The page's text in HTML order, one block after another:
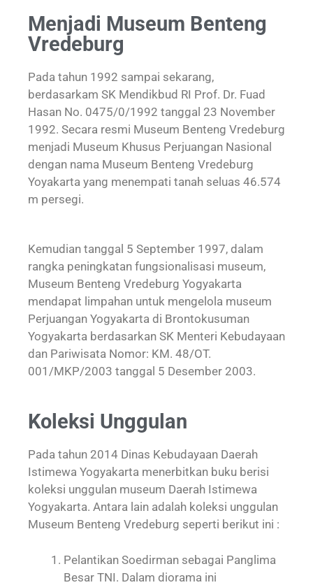
Menjadi Museum Benteng
Vredeburg
Pada tahun 1992 sampai sekarang,
berdasarkam SK Mendikbud RI Prof. Dr. Fuad
Hasan No. 0475/0/1992 tanggal 23 November
1992. Secara resmi Museum Benteng Vredeburg
menjadi Museum Khusus Perjuangan Nasional
dengan nama Museum Benteng Vredeburg
Yoyakarta yang menempati tanah seluas 46.574
m persegi.
Kemudian tanggal 5 September 1997, dalam
rangka peningkatan fungsionalisasi museum,
Museum Benteng Vredeburg Yogyakarta
mendapat limpahan untuk mengelola museum
Perjuangan Yogyakarta di Brontokusuman
Yogyakarta berdasarkan SK Menteri Kebudayaan
dan Pariwisata Nomor: KM. 48/OT.
001/MKP/2003 tanggal 5 Desember 2003.
Koleksi Unggulan
Pada tahun 2014 Dinas Kebudayaan Daerah
Istimewa Yogyakarta menerbitkan buku berisi
koleksi unggulan museum Daerah Istimewa
Yogyakarta. Antara lain adalah koleksi unggulan
Museum Benteng Vredeburg seperti berikut ini :
Pelantikan Soedirman sebagai Panglima
Besar TNI. Dalam diorama ini